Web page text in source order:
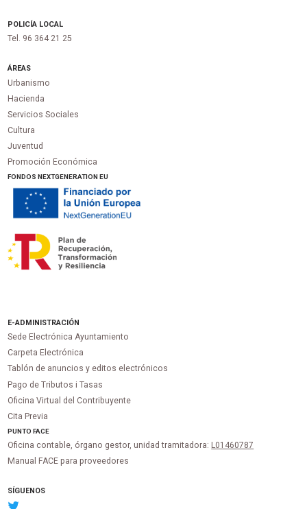
POLICÍA LOCAL
Tel. 96 364 21 25
ÁREAS
Urbanismo
Hacienda
Servicios Sociales
Cultura
Juventud
Promoción Económica
FONDOS NEXTGENERATION EU
E-ADMINISTRACIÓN
Sede Electrónica Ayuntamiento
Carpeta Electrónica
Tablón de anuncios y editos electrónicos
Pago de Tributos i Tasas
Oficina Virtual del Contribuyente
Cita Previa
PUNTOFACE
Oficina contable, órgano gestor, unidad tramitadora: L01460787
Manual FACE para proveedores
SÍGUENOS